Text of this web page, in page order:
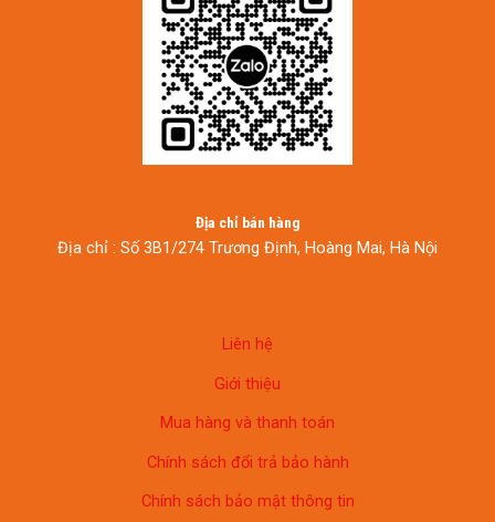
Địa chỉ bán hàng
Địa chỉ : Số 3B1/274 Trương Định, Hoàng Mai, Hà Nội
Liên hệ
Giới thiệu
Mua hàng và thanh toán
Chính sách đổi trả bảo hành
Chính sách bảo mật thông tin